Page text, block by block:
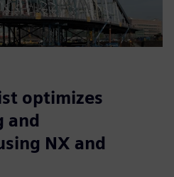
optimizes
and
NX and